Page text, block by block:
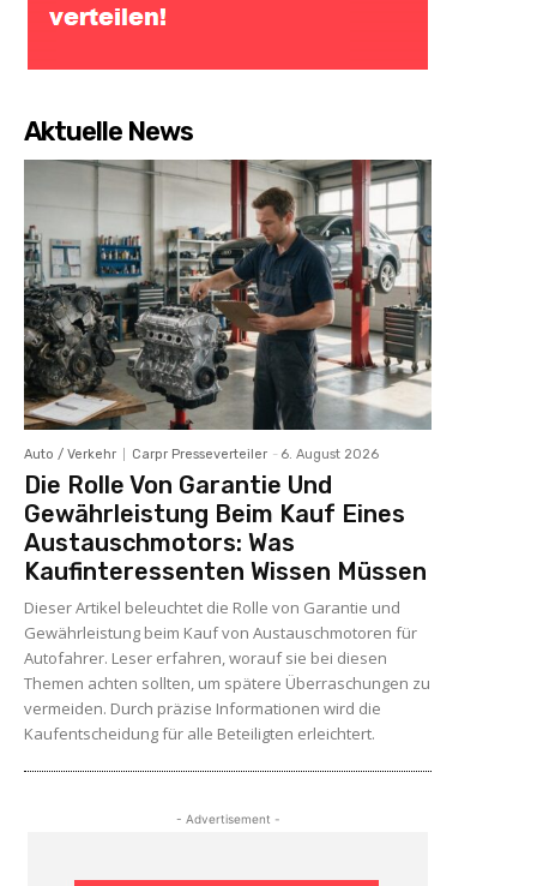
Aktuelle News
Auto / Verkehr Carpr Presseverteiler - 6. August 2026
Die Rolle Von Garantie Und
Gewährleistung Beim Kauf Eines
Austauschmotors: Was
Kaufinteressenten Wissen Müssen
Dieser Artikel beleuchtet die Rolle von Garantie und
Gewährleistung beim Kauf von Austauschmotoren für
Autofahrer. Leser erfahren, worauf sie bei diesen
Themen achten sollten, um spätere Überraschungen zu
vermeiden. Durch präzise Informationen wird die
Kaufentscheidung für alle Beteiligten erleichtert.
- Advertisement -